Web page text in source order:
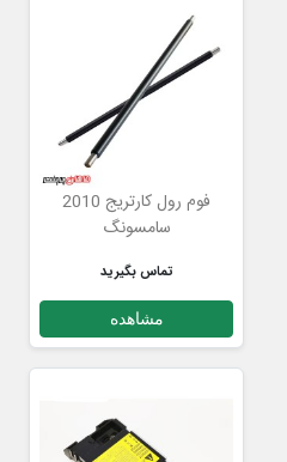
فوم رول کارتریج 2010
سامسونگ
تماس بگیرید
مشاهده